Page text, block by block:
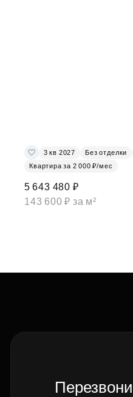
3 кв 2027 Без отделки
Квартира за 2 000 ₽/мес
5 643 480 ₽
143 600 ₽ за м²